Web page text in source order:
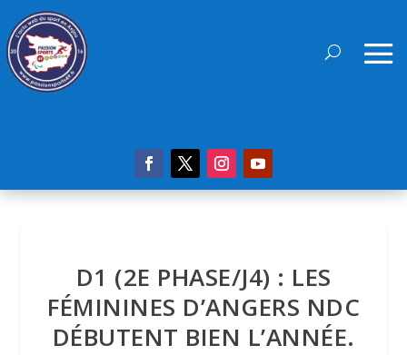
D1 (2E PHASE/J4) : LES
FÉMININES D’ANGERS NDC
DÉBUTENT BIEN L’ANNÉE.